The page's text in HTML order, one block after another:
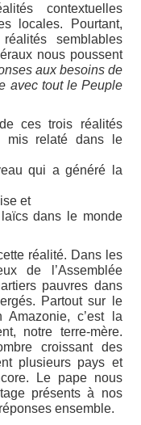
contextuelles
locales. Pourtant,
semblables
nous poussent
aux besoins de
avec tout le Peuple
ces trois réalités
mis relaté dans le
qui a généré la
et
dans le monde
réalité. Dans les
de l’Assemblée
pauvres dans
Partout sur le
c’est la
notre terre-mère.
croissant des
plusieurs pays et
Le pape nous
présents à nos
ensemble.